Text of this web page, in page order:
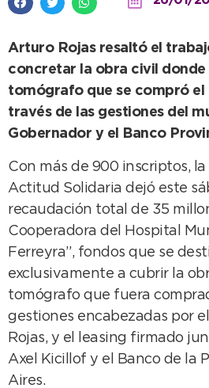
Arturo Rojas resaltó el
concretar la obra civil donde
tomógrafo que se compró el
través de las gestiones del
Gobernador y el Banco
Con más de 900 inscriptos,
Actitud Solidaria dejó este
recaudación total de 35
Cooperadora del Hospital
Ferreyra”, fondos que se
exclusivamente a cubrir la
tomógrafo que fuera
gestiones encabezadas por
Rojas, y el leasing firmado
Axel Kicillof y el Banco de la
Aires.